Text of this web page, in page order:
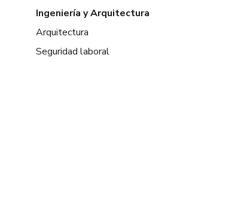
Ingeniería y Arquitectura
Arquitectura
Seguridad laboral